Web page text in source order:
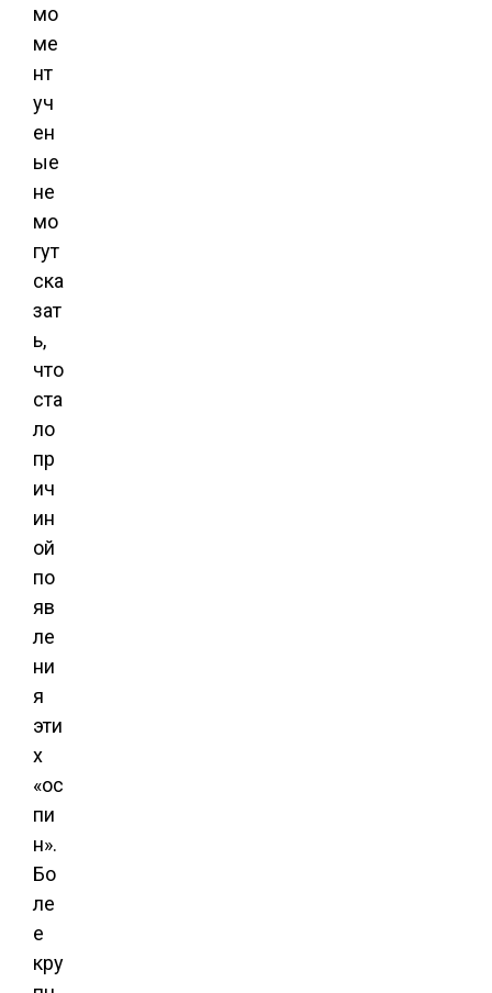
мо
ме
нт
уч
ен
ые
не
мо
гут
ска
зат
ь,
что
ста
ло
пр
ич
ин
ой
по
яв
ле
ни
я
эти
х
«ос
пи
н».
Бо
ле
е
кру